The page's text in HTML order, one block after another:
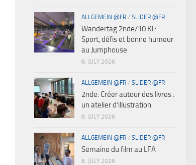
ALLGEMEIN @FR / SLIDER @FR
Wandertag 2nde/10.Kl.:
Sport, défis et bonne humeur
au Jumphouse
8. JULY 2026
ALLGEMEIN @FR / SLIDER @FR
2nde: Créer autour des livres :
un atelier d’illustration
8. JULY 2026
ALLGEMEIN @FR / SLIDER @FR
Semaine du film au LFA
8. JULY 2026